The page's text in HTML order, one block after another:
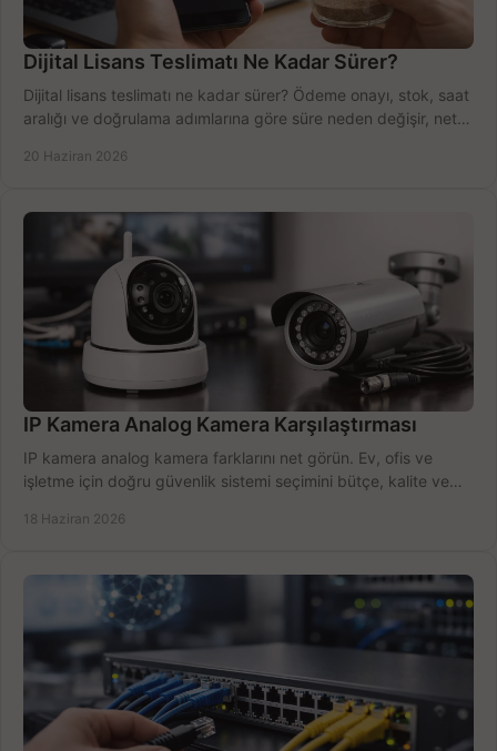
Dijital Lisans Teslimatı Ne Kadar Sürer?
Dijital lisans teslimatı ne kadar sürer? Ödeme onayı, stok, saat
aralığı ve doğrulama adımlarına göre süre neden değişir, net
20 Haziran 2026
IP Kamera Analog Kamera Karşılaştırması
IP kamera analog kamera farklarını net görün. Ev, ofis ve
işletme için doğru güvenlik sistemi seçimini bütçe, kalite ve
18 Haziran 2026